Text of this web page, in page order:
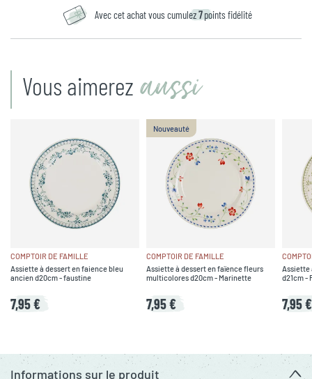
Avec cet achat vous cumulez7 points fidélité
Vous aimerez aussi
COMPTOIR DE FAMILLE
Assiette à dessert en faience bleu
ancien d20cm - faustine
7,95 €
Nouveauté
COMPTOIR DE FAMILLE
Assiette à dessert en faïence fleurs
multicolores d20cm - Marinette
7,95 €
Assiette
d21cm -
7,95 €
Informations sur le produit